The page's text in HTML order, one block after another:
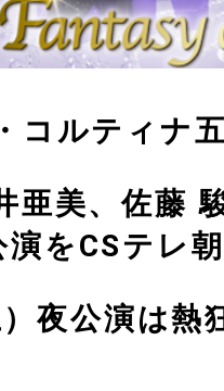
コルティナ
亜美、佐藤
演をCSテレ
夜公演は熱